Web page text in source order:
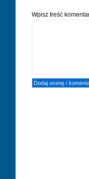
Wpisz treść